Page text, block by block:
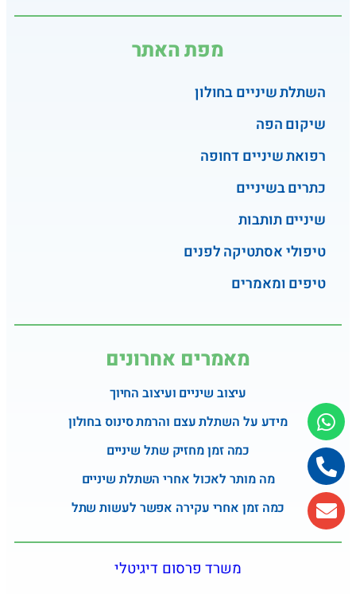
מפת האתר
השתלת שיניים בחולון
שיקום הפה
רפואת שיניים דחופה
כתרים בשיניים
שיניים תותבות
טיפולי אסתטיקה לפנים
טיפים ומאמרים
מאמרים אחרונים
עיצוב שיניים ועיצוב החיוך
מידע על השתלת עצם והרמת סינוס בחולון
כמה זמן מחזיק שתל שיניים
מה מותר לאכול אחרי השתלת שיניים
כמה זמן אחרי עקירה אפשר לעשות שתל
משרד פרסום דיגיטלי